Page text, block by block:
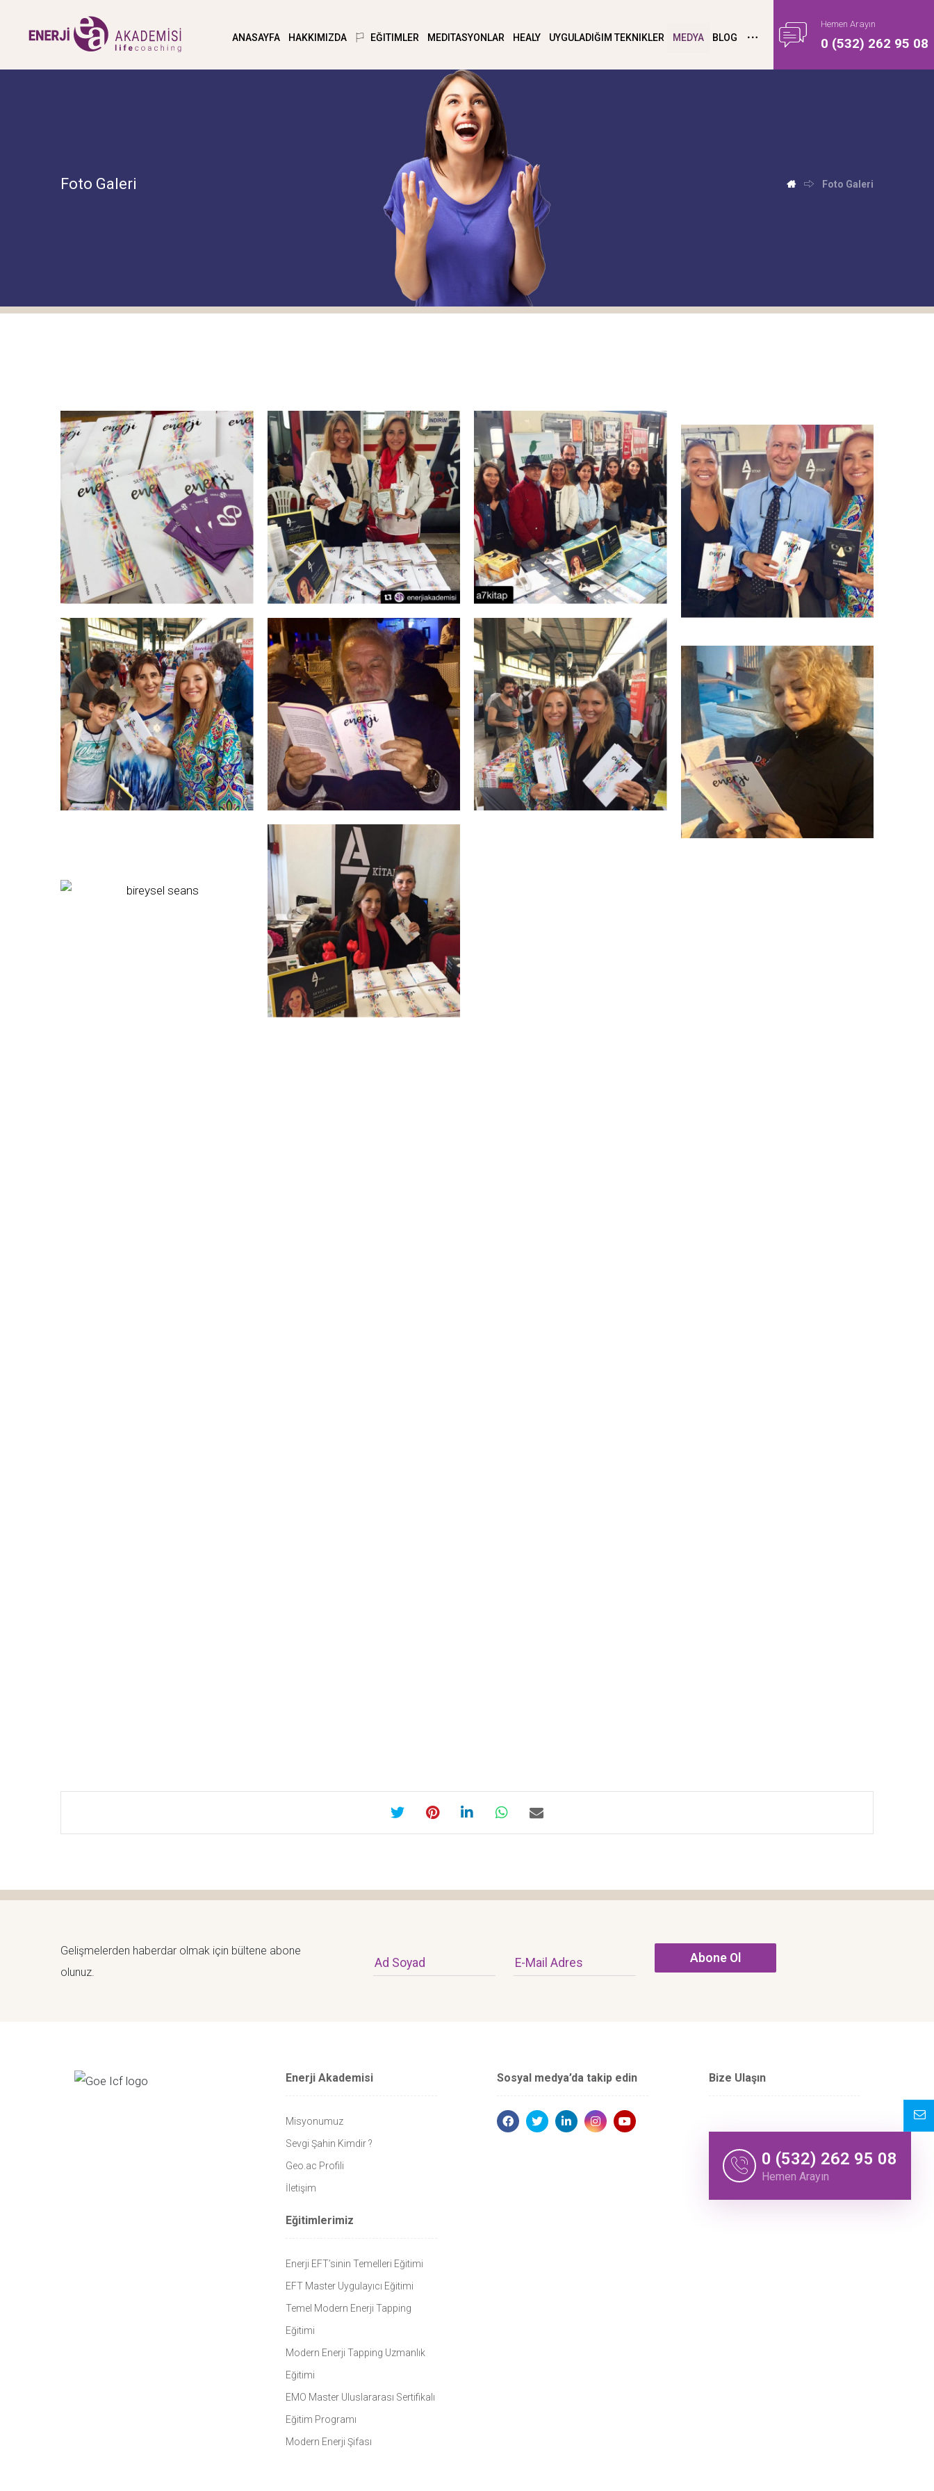
Hemen Arayın
0 (532) 262 95 08
ANASAYFA HAKKIMIZDA EĞITIMLER MEDITASYONLAR HEALY UYGULADIĞIM TEKNIKLER MEDYA BLOG
Foto Galeri Foto Galeri
Gelişmelerden haberdar olmak için bültene abone
olunuz.
Ad Soyad E-Mail Adres Abone Ol
Enerji Akademisi
Misyonumuz
Sevgi Şahin Kimdir ?
Geo.ac Profili
İletişim
Eğitimlerimiz
Enerji EFT’sinin Temelleri Eğitimi
EFT Master Uygulayıcı Eğitimi
Temel Modern Enerji Tapping
Eğitimi
Modern Enerji Tapping Uzmanlık
Eğitimi
EMO Master Uluslararası Sertifikalı
Eğitim Programı
Modern Enerji Şifası
Sosyal medya’da takip edin Bize Ulaşın
0 (532) 262 95 08
Hemen Arayın